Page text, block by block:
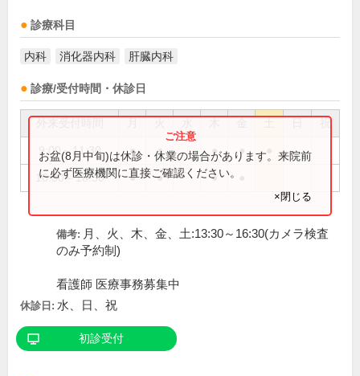
診療科目
内科 消化器内科 肝臓内科
診療/受付時間・休診日
祝
9:00～11:30 ● ● ● ●
16:30～18:30 ● ● ●
お盆(8月中旬)は休診・休業の場合があります。来院前
に必ず医療機関に直接ご確認ください。
×閉じる
備考: 月、火、木、金、土:13:30～16:30(カメラ検査
のみ予約制)
看護師 医療事務募集中
休診日: 水、日、祝
初診受付